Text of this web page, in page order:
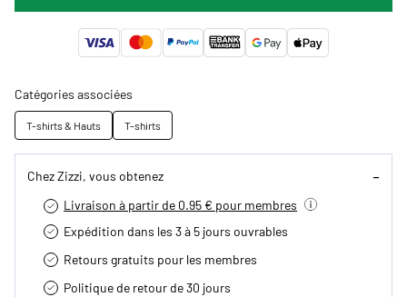
Catégories associées
T-shirts & Hauts T-shirts
Chez Zizzi, vous obtenez
Livraison à partir de 0.95 € pour membres
Expédition dans les 3 à 5 jours ouvrables
Retours gratuits pour les membres
Politique de retour de 30 jours